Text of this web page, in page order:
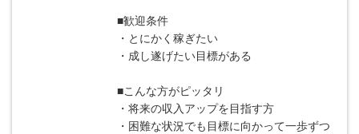
■歓迎条件
・とにかく稼ぎたい
・成し遂げたい目標がある
■こんな方がピッタリ
・将来の収入アップを目指す方
・困難な状況でも目標に向かって一歩ずつ